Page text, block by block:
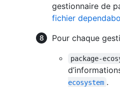
gestionnaire de
fichier
Pour chaque
package-
ecosystem .